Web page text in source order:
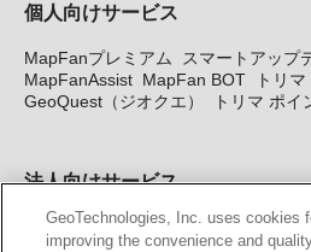
個人向けサービス
MapFanプレミアム
スマートアップ
MapFanAssist MapFan BOT トリマ
GeoQuest（ジオクエ）
トリマ ポイ
法人向けサービス
法人向け地図・位置情報サービス
図API Windows PC向け地図開発キ
GeoTechnologies, Inc. uses cookies
improving the convenience and